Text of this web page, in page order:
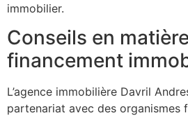
immobilier.
Conseils en
financement
L’agence immobilière Davril
partenariat avec des organismes